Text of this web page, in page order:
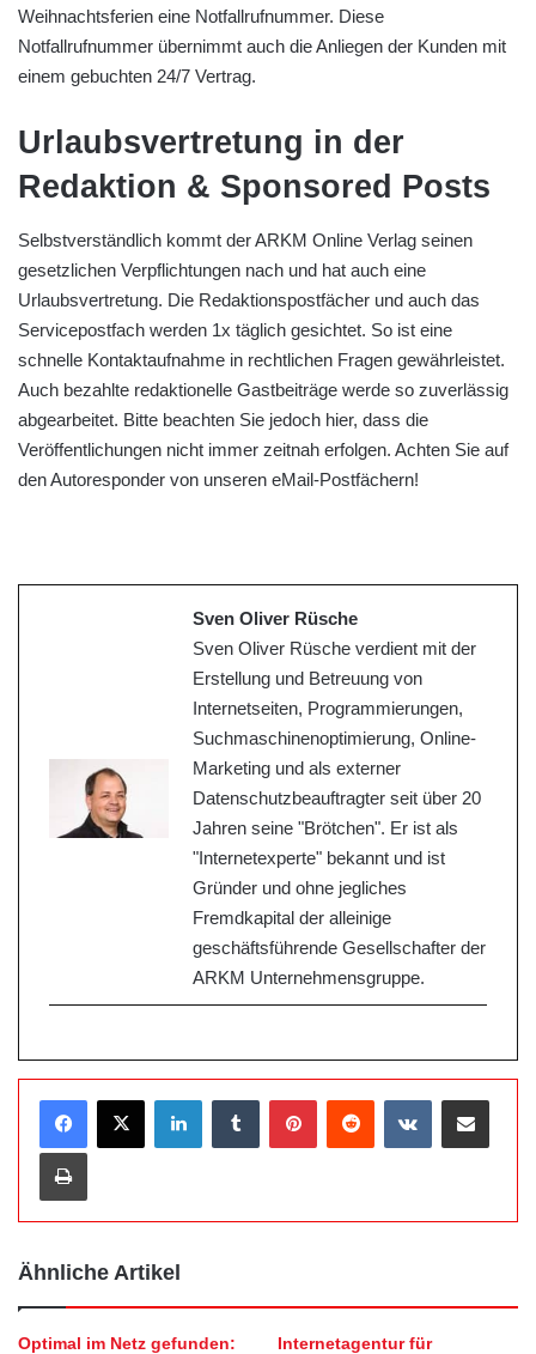
Weihnachtsferien eine Notfallrufnummer. Diese
Notfallrufnummer übernimmt auch die Anliegen der Kunden mit
einem gebuchten 24/7 Vertrag.
Urlaubsvertretung in der
Redaktion & Sponsored Posts
Selbstverständlich kommt der ARKM Online Verlag seinen
gesetzlichen Verpflichtungen nach und hat auch eine
Urlaubsvertretung. Die Redaktionspostfächer und auch das
Servicepostfach werden 1x täglich gesichtet. So ist eine
schnelle Kontaktaufnahme in rechtlichen Fragen gewährleistet.
Auch bezahlte redaktionelle Gastbeiträge werde so zuverlässig
abgearbeitet. Bitte beachten Sie jedoch hier, dass die
Veröffentlichungen nicht immer zeitnah erfolgen. Achten Sie auf
den Autoresponder von unseren eMail-Postfächern!
Sven Oliver Rüsche
Sven Oliver Rüsche verdient mit der
Erstellung und Betreuung von
Internetseiten, Programmierungen,
Suchmaschinenoptimierung, Online-
Marketing und als externer
Datenschutzbeauftragter seit über 20
Jahren seine "Brötchen". Er ist als
"Internetexperte" bekannt und ist
Gründer und ohne jegliches
Fremdkapital der alleinige
geschäftsführende Gesellschafter der
ARKM Unternehmensgruppe.
Ähnliche Artikel
Optimal im Netz gefunden: Internetagentur für